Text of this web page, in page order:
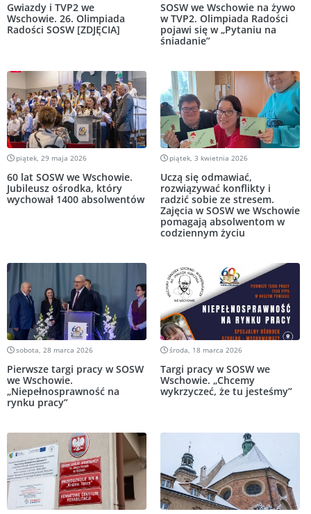
Gwiazdy i TVP2 we
Wschowie. 26. Olimpiada
Radości SOSW [ZDJĘCIA]
SOSW we Wschowie na żywo
w TVP2. Olimpiada Radości
pojawi się w „Pytaniu na
śniadanie”
piątek, 29 maja 2026
60 lat SOSW we Wschowie.
Jubileusz ośrodka, który
wychował 1400 absolwentów
piątek, 3 kwietnia 2026
Uczą się odmawiać,
rozwiązywać konflikty i
radzić sobie ze stresem.
Zajęcia w SOSW we Wschowie
pomagają absolwentom w
codziennym życiu
sobota, 28 marca 2026
Pierwsze targi pracy w SOSW
we Wschowie.
„Niepełnosprawność na
rynku pracy”
środa, 18 marca 2026
Targi pracy w SOSW we
Wschowie. „Chcemy
wykrzyczeć, że tu jesteśmy”